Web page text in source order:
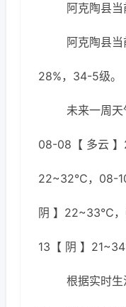
阿克陶县当
阿克陶县
28%，34-5级。
未来一周
08-08【 多云
22~32℃，08-
阴 】22~33℃
13【 阴 】
根据实时